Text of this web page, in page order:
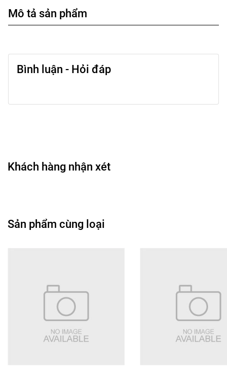
Mô tả sản phẩm
Bình luận - Hỏi đáp
Khách hàng nhận xét
Sản phẩm cùng loại